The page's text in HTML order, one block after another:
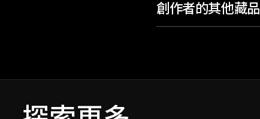
創作者的其他藏品